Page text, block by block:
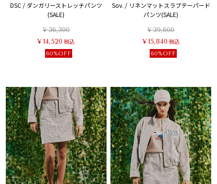
DSC / ダンガリーストレッチパンツ
(SALE)
¥36,300
¥ 14,520 税込
60%OFF
Sov. / リネンマットスラブテーパード
パンツ(SALE)
¥39,600
¥ 15,840 税込
60%OFF